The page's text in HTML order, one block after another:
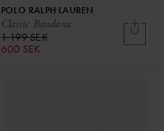
Classic Bandana
POLO RALPH LAUREN
1 199 SEK
600 SEK